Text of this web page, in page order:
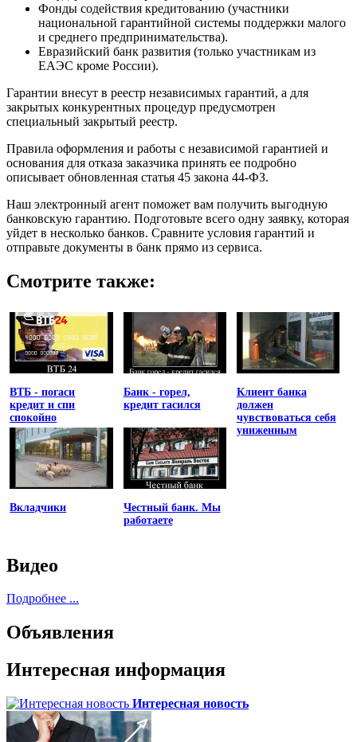
Фонды содействия кредитованию (участники
национальной гарантийной системы поддержки малого
и среднего предпринимательства).
Евразийский банк развития (только участникам из
ЕАЭС кроме России).
Гарантии внесут в реестр независимых гарантий, а для
закрытых конкурентных процедур предусмотрен
специальный закрытый реестр.
Правила оформления и работы с независимой гарантией и
основания для отказа заказчика принять ее подробно
описывает обновленная статья 45 закона 44-ФЗ.
Наш электронный агент поможет вам получить выгодную
банковскую гарантию. Подготовьте всего одну заявку, которая
уйдет в несколько банков. Сравните условия гарантий и
отправьте документы в банк прямо из сервиса.
Смотрите также:
ВТБ - погаси
кредит и спи
спокойно
Банк - горел,
кредит гасился
Клиент банка
должен
чувствоваться себя
униженным
Вкладчики
Честный банк. Мы
работаете
Видео
Подробнее ...
Объявления
Интересная информация
Интересная новость